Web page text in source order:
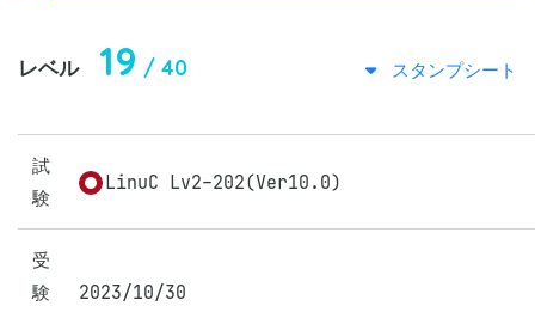
レベル 19 / 40 スタンプシート
試
験
LinuC Lv2-202(Ver10.0)
受
験
2023/10/30